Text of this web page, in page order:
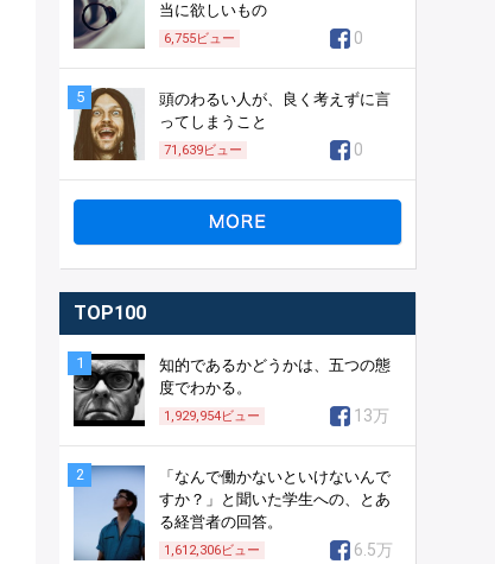
当に欲しいもの
6,755ビュー 0
5
頭のわるい人が、良く考えずに言
ってしまうこと
71,639ビュー 0
TOP100
1
知的であるかどうかは、五つの態
度でわかる。
1,929,954ビュー 13万
2
「なんで働かないといけないんで
すか？」と聞いた学生への、とあ
る経営者の回答。
1,612,306ビュー 6.5万